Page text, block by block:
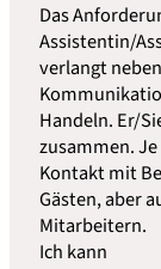
Das
Assistentin/
verlangt
Handeln. Er/
zusammen.
Kontakt mit
Gästen, aber
Mitarbeitern.
Ich kann